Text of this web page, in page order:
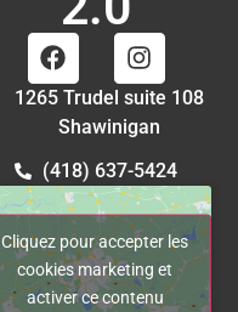
1265 Trudel suite 108
Shawinigan
(418) 637-5424
Cliquez pour accepter les
cookies marketing et
activer ce contenu